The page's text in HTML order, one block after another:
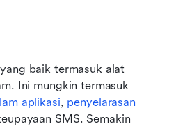
baik termasuk alat
aplikasi, penyelarasan
SMS. Semakin